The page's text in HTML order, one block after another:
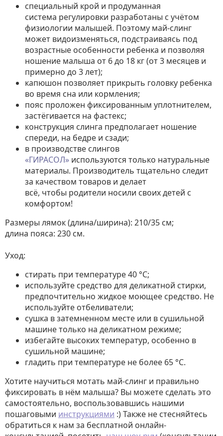
специальный крой и продуманная
система регулировки разработаны с учётом
физиологии малышей. Поэтому май-слинг
может видоизменяться, подстраиваясь под
возрастные особенности ребенка и позволяя
ношение малыша от 6 до 18 кг (от 3 месяцев и
примерно до 3 лет);
капюшон позволяет прикрыть головку ребенка
во время сна или кормления;
пояс проложен фиксированным уплотнителем,
застёгивается на фастекс;
конструкция слинга предполагает ношение
спереди, на бедре и сзади;
в производстве слингов
«ГИРАСОЛ» используются только натуральные
материалы. Производитель тщательно следит
за качеством товаров и делает
всё, чтобы родители носили своих детей с
комфортом!
Размеры лямок (длина/ширина): 210/35 см;
длина пояса: 230 см.
Уход:
стирать при температуре 40 °C;
используйте средство для деликатной стирки,
предпочтительно жидкое моющее средство. Не
используйте отбеливатели;
сушка в затемненном месте или в сушильной
машине только на деликатном режиме;
избегайте высоких температур, особенно в
сушильной машине;
гладить при температуре не более 65 °C.
Хотите научиться мотать май-слинг и правильно
фиксировать в нём малыша? Вы можете сделать это
самостоятельно, воспользовавшись нашими
пошаговыми инструкциями :) Также не стесняйтесь
обратиться к нам за бесплатной онлайн-